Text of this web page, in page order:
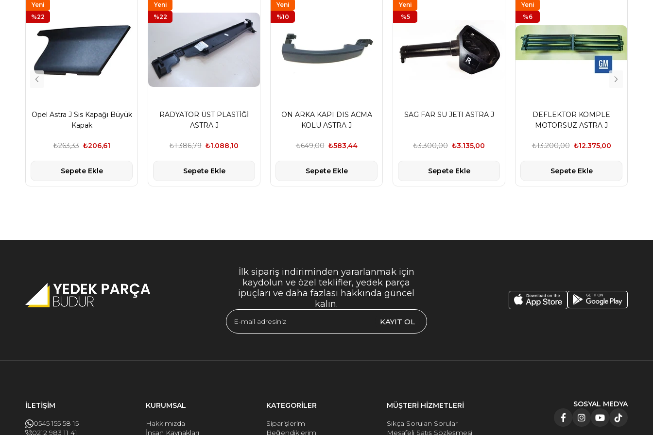
Opel Astra J Sis Kapağı Büyük
Kapak
₺206,61
₺263,33
Sepete Ekle
Yeni
Ürün
%22
RADYATOR ÜST PLASTİĞİ
ASTRA J
₺1.088,10
₺1.386,79
Sepete Ekle
Yeni
Ürün
%22
ON ARKA KAPI DIS ACMA
KOLU ASTRA J
₺583,44
₺649,00
Sepete Ekle
Yeni
Ürün
%10
SAG FAR SU JETI ASTRA J
₺3.135,00
₺3.300,00
Sepete Ekle
Yeni
Ürün
%5
DEFLEKTOR KOMPLE
MOTORSUZ ASTRA J
₺12.375,00
₺13.200,00
Sepete Ekle
Yeni
Ürün
%6
İlk sipariş indiriminden yararlanmak için
kaydolun ve özel teklifler, yedek parça
ipuçları ve daha fazlası hakkında güncel
kalın.
KAYIT OL
İLETİŞİM
0545 155 58 15
0212 983 11 41
KURUMSAL
Hakkımızda
İnsan Kaynakları
KATEGORİLER
Siparişlerim
Beğendiklerim
MÜŞTERİ HİZMETLERİ
Sıkça Sorulan Sorular
Mesafeli Satış Sözleşmesi
SOSYAL MEDYA